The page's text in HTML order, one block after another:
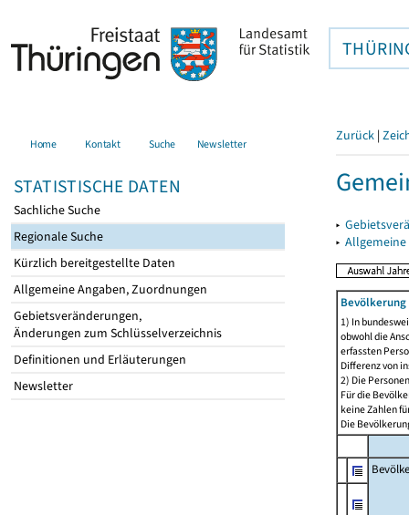
Home Kontakt Suche Newsletter
STATISTISCHE DATEN
Sachliche Suche
Regionale Suche
Kürzlich bereitgestellte Daten
Allgemeine Angaben, Zuordnungen
Gebietsveränderungen,
Änderungen zum Schlüsselverzeichnis
Definitionen und Erläuterungen
Newsletter
Zurück |
▸
▸
1) In
obwohl die
erfassten
Differenz von
2) Die
Für die
keine Zahlen
Die